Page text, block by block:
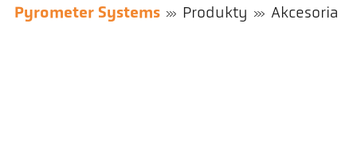
Pyrometer Systems Produkty Akcesoria